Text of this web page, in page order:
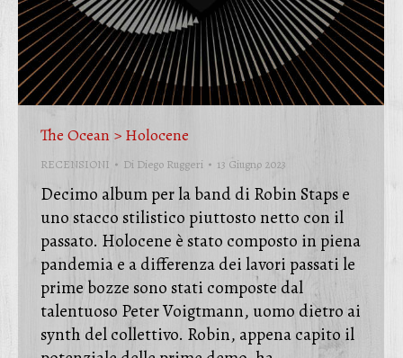
The Ocean > Holocene
RECENSIONI Di Diego Ruggeri 13 Giugno 2023
Decimo album per la band di Robin Staps e
uno stacco stilistico piuttosto netto con il
passato. Holocene è stato composto in piena
pandemia e a differenza dei lavori passati le
prime bozze sono stati composte dal
talentuoso Peter Voigtmann, uomo dietro ai
synth del collettivo. Robin, appena capito il